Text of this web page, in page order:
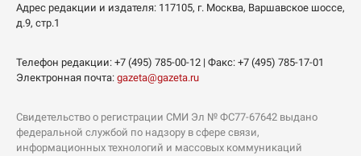
Адрес редакции и издателя: 117105, г. Москва, Варшавское шоссе,
д.9, стр.1
Телефон редакции: +7 (495) 785-00-12 | Факс: +7 (495) 785-17-01
Электронная почта: gazeta@gazeta.ru
Свидетельство о регистрации СМИ Эл № ФС77-67642 выдано
федеральной службой по надзору в сфере связи,
информационных технологий и массовых коммуникаций